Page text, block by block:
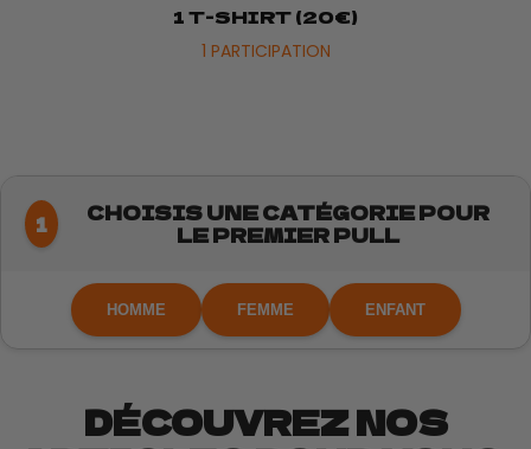
1 T-SHIRT (20€)
1 PARTICIPATION
1 CHOISIS UNE CATÉGORIE POUR
LE PREMIER PULL
HOMME FEMME ENFANT
DÉCOUVREZ NOS